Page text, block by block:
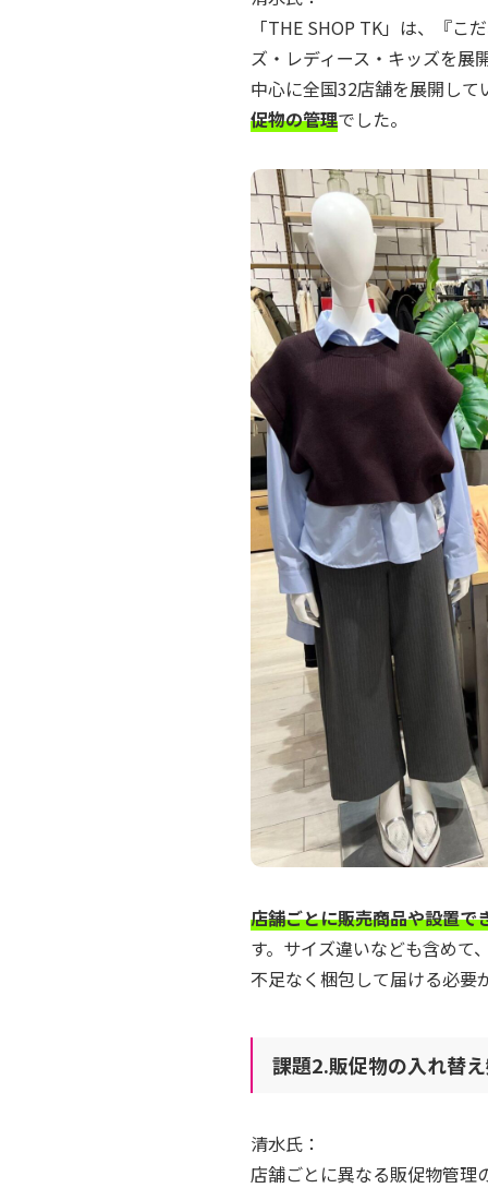
「THE SHOP TK」は、『こ
ズ・レディース・キッズを展
中心に全国32店舗を展開し
促物の管理でした。
店舗ごとに販売商品や設置で
す。サイズ違いなども含めて
不足なく梱包して届ける必要
課題2.販促物の入れ替
清水氏：
店舗ごとに異なる販促物管理